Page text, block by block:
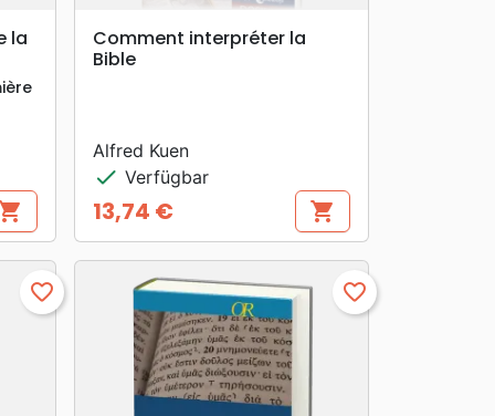
la
shopping_cart
search VORSCHAU
Comment interpréter la
Bible
Alfred Kuen
check Verfügbar
Preis
13,74 € shopping_cart
favorite_border favorite_border